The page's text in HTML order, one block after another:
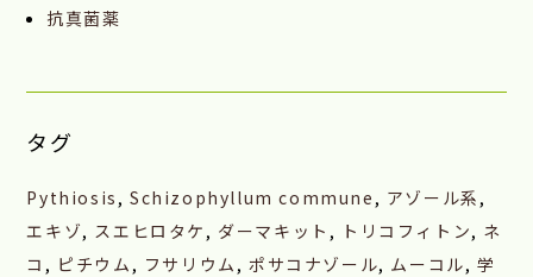
抗真菌薬
タグ
Pythiosis , Schizophyllum commune , アゾール系 ,
エキゾ, スエヒロタケ , ダーマキット , トリコフィトン, ネ
コ , ピチウム , フサリウム ,ポサコナゾール, ムーコル,学